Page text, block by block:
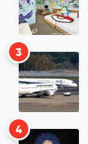
3
4